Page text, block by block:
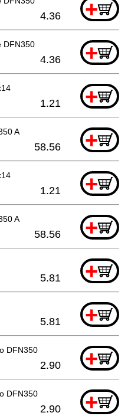
+
4.36
DFN350 +
4.36
+
1.21
A +
58.56
+
1.21
A +
58.56
+
5.81
+
5.81
DFN350 +
2.90
DFN350 +
2.90